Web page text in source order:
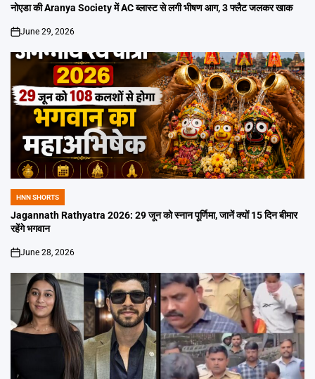
IN
नोएडा की Aranya Society में AC ब्लास्ट से लगी भीषण आग, 3 फ्लैट जलकर खाक
on
June 29, 2026
POSTED
IN
HNN SHORTS
Jagannath Rathyatra 2026: 29 जून को स्नान पूर्णिमा, जानें क्यों 15 दिन बीमार
रहेंगे भगवान
on
June 28, 2026